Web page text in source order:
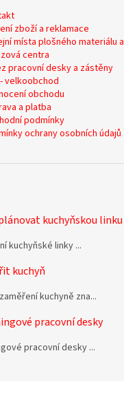
zboží a reklamace
místa plošného materiálu a
centra
pracovní desky a zástěny
velkoobchod
obchodu
a platba
podmínky
ochrany osobních údajů
kuchyňskou linku
kuchyňské linky ...
kuchyň
kuchyně zna...
pracovní desky
pracovní desky ...